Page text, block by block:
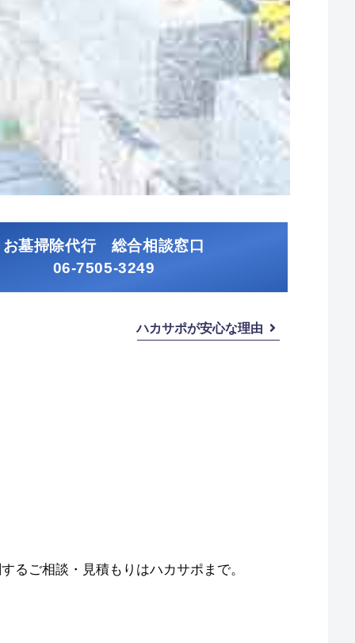
お墓掃除代行 総合相談窓口
06-7505-3249
ハカサポが安心な理由
るご相談・見積もりはハカサポまで。